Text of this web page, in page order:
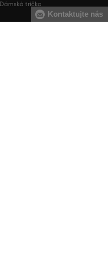
Dámská trička
Kontaktujte nás